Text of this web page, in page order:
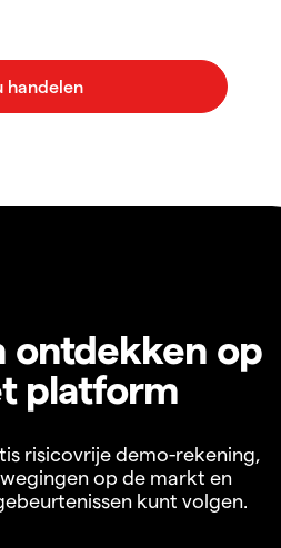
ontdekken op
platform
risicovrije demo-rekening,
op de markt en
kunt volgen.